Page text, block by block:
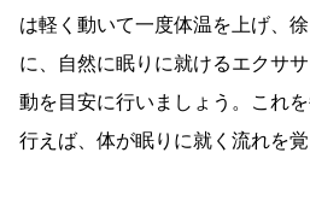
は軽く動いて一度体温を上げ、
に、自然に眠りに就けるエクサ
動を目安に行いましょう。これ
行えば、体が眠りに就く流れを覚